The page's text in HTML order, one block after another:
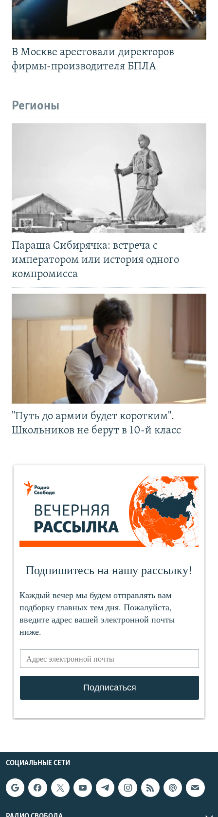
В Москве арестовали директоров
фирмы-производителя БПЛА
Регионы
Параша Сибирячка: встреча с
императором или история одного
компромисса
"Путь до армии будет коротким".
Школьников не берут в 10-й класс
СОЦИАЛЬНЫЕ СЕТИ